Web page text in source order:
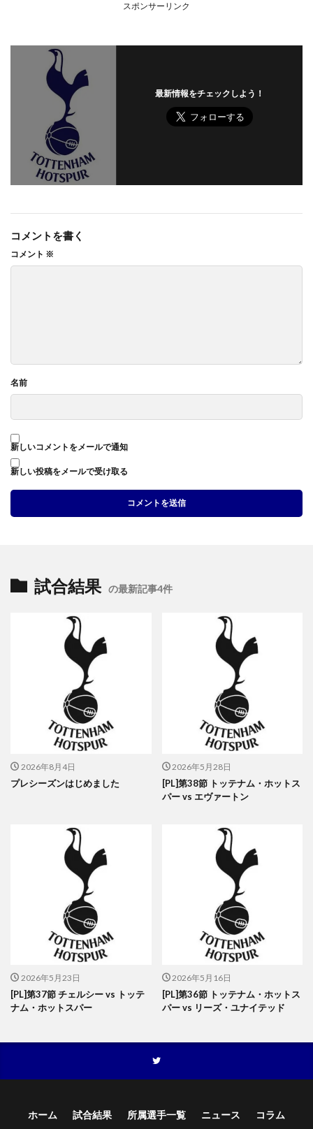
スポンサーリンク
最新情報をチェックしよう！
コメントを書く
コメント ※
名前
新しいコメントをメールで通知
新しい投稿をメールで受け取る
試合結果 の最新記事4件
2026年8月4日
プレシーズンはじめました
2026年5月28日
[PL]第38節 トッテナム・ホットス
パー vs エヴァートン
2026年5月23日
[PL]第37節 チェルシー vs トッテ
ナム・ホットスパー
2026年5月16日
[PL]第36節 トッテナム・ホットス
パー vs リーズ・ユナイテッド
ホーム 試合結果 所属選手一覧 ニュース コラム